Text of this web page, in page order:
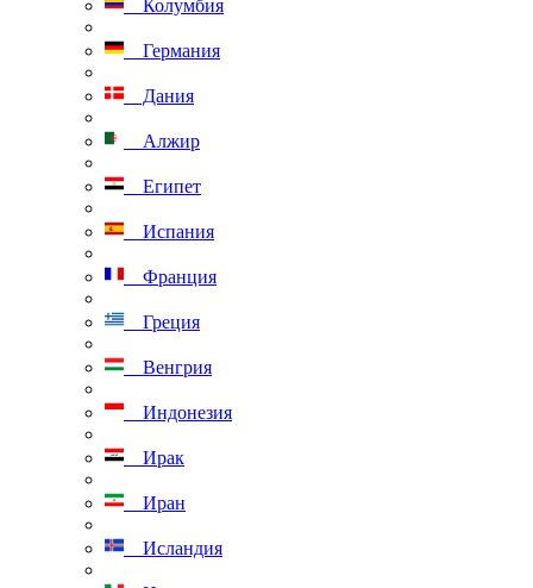
Колумбия
Германия
Дания
Алжир
Египет
Испания
Франция
Греция
Венгрия
Индонезия
Ирак
Иран
Исландия